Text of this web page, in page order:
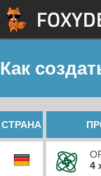
Как
СТРАНА
4